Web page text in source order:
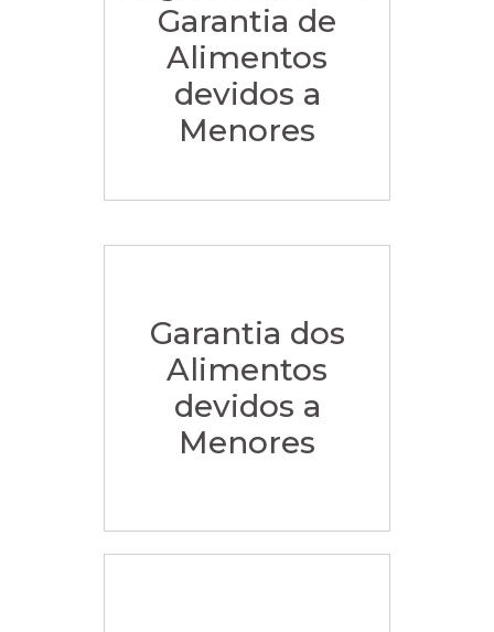
Garantia de
Alimentos
devidos a
Menores
Garantia dos
Alimentos
devidos a
Menores